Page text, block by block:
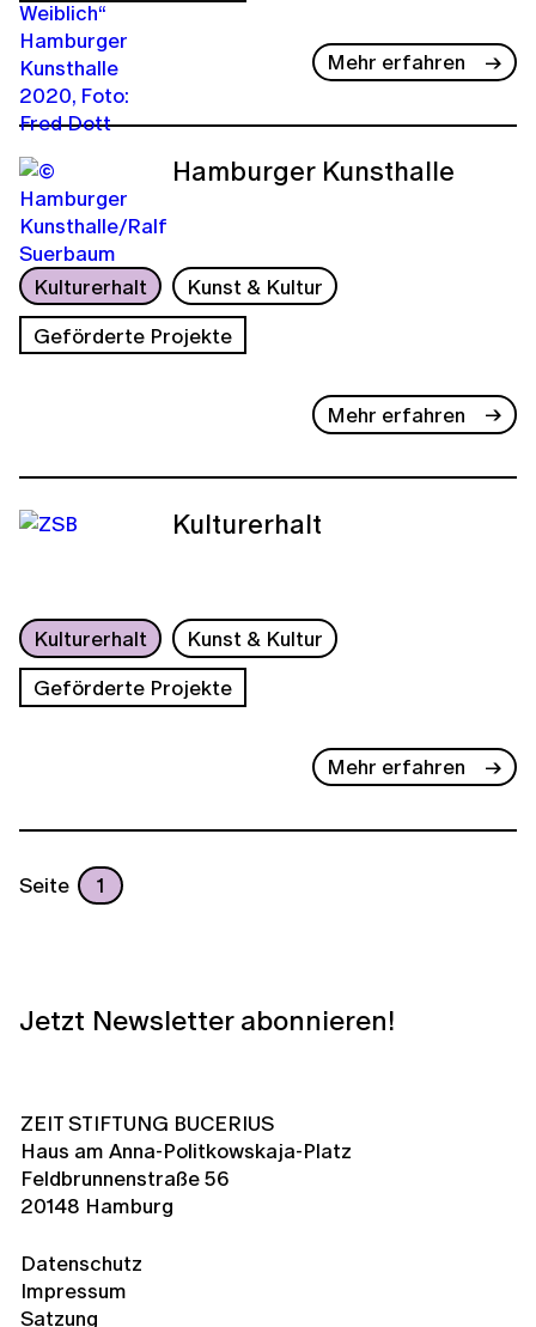
Mehr erfahren
Hamburger Kunsthalle
Kulturerhalt
Kunst & Kultur
Geförderte Projekte
Mehr erfahren
Kulturerhalt
Kulturerhalt
Kunst & Kultur
Geförderte Projekte
Mehr erfahren
Seite 1
Jetzt Newsletter abonnieren!
ZEIT STIFTUNG BUCERIUS
Haus am Anna-Politkowskaja-Platz
Feldbrunnenstraße 56
20148 Hamburg
Datenschutz
Impressum
Satzung